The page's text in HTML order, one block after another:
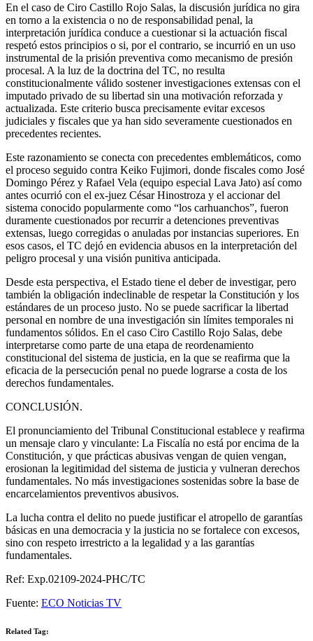
En el caso de Ciro Castillo Rojo Salas, la discusión jurídica no gira
en torno a la existencia o no de responsabilidad penal, la
interpretación jurídica conduce a cuestionar si la actuación fiscal
respetó estos principios o si, por el contrario, se incurrió en un uso
instrumental de la prisión preventiva como mecanismo de presión
procesal. A la luz de la doctrina del TC, no resulta
constitucionalmente válido sostener investigaciones extensas con el
imputado privado de su libertad sin una motivación reforzada y
actualizada. Este criterio busca precisamente evitar excesos
judiciales y fiscales que ya han sido severamente cuestionados en
precedentes recientes.
Este razonamiento se conecta con precedentes emblemáticos, como
el proceso seguido contra Keiko Fujimori, donde fiscales como José
Domingo Pérez y Rafael Vela (equipo especial Lava Jato) así como
antes ocurrió con el ex-juez César Hinostroza y el accionar del
sistema conocido popularmente como “los carhuanchos”, fueron
duramente cuestionados por recurrir a detenciones preventivas
extensas, luego corregidas o anuladas por instancias superiores. En
esos casos, el TC dejó en evidencia abusos en la interpretación del
peligro procesal y una visión punitiva anticipada.
Desde esta perspectiva, el Estado tiene el deber de investigar, pero
también la obligación indeclinable de respetar la Constitución y los
estándares de un proceso justo. No se puede sacrificar la libertad
personal en nombre de una investigación sin límites temporales ni
fundamentos sólidos. En el caso Ciro Castillo Rojo Salas, debe
interpretarse como parte de una etapa de reordenamiento
constitucional del sistema de justicia, en la que se reafirma que la
eficacia de la persecución penal no puede lograrse a costa de los
derechos fundamentales.
CONCLUSIÓN.
El pronunciamiento del Tribunal Constitucional establece y reafirma
un mensaje claro y vinculante: La Fiscalía no está por encima de la
Constitución, y que prácticas abusivas vengan de quien vengan,
erosionan la legitimidad del sistema de justicia y vulneran derechos
fundamentales. No más investigaciones sostenidas sobre la base de
encarcelamientos preventivos abusivos.
La lucha contra el delito no puede justificar el atropello de garantías
básicas en una democracia y la justicia no se fortalece con excesos,
sino con respeto irrestricto a la legalidad y a las garantías
fundamentales.
Ref: Exp.02109-2024-PHC/TC
Fuente: ECO Noticias TV
Related Tag: